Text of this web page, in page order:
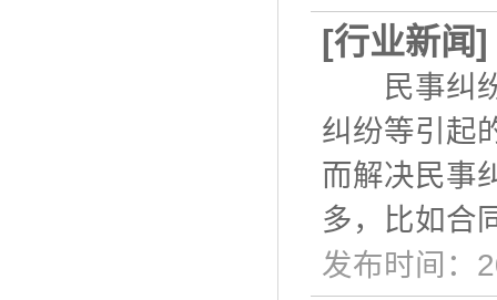
[行业新闻]
民事纠纷
纠纷等引起
而解决民事
多，比如合
发布时间：